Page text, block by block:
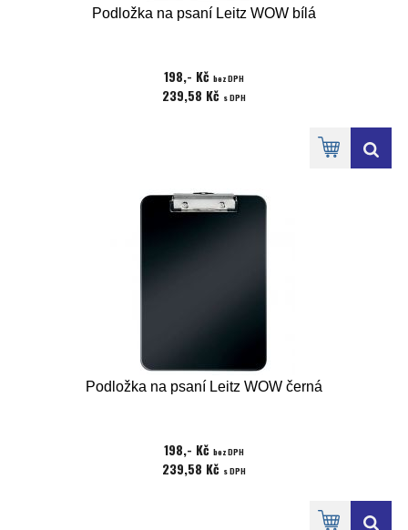
Podložka na psaní Leitz WOW bílá
198,- Kč bez DPH
239,58 Kč s DPH
Podložka na psaní Leitz WOW černá
198,- Kč bez DPH
239,58 Kč s DPH